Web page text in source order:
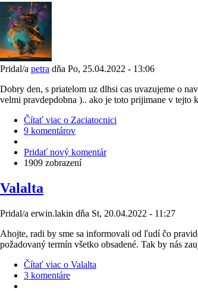
Pridal/a petra dňa Po, 25.04.2022 - 13:06
Dobry den, s priatelom uz dlhsi cas uvazujeme o
velmi pravdepdobna ).. ako je toto prijimane v
Čítať viac o Zaciatocnici
9 komentárov
Pridať nový komentár
1909 zobrazení
Valalta
Pridal/a erwin.lakin dňa St, 20.04.2022 - 11:27
Ahojte, radi by sme sa informovali od ľudí čo
požadovaný termín všetko obsadené. Tak by nás
Čítať viac o Valalta
3 komentáre